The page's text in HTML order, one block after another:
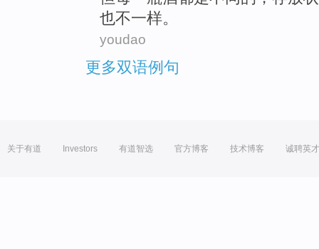
也不一样。
youdao
更多双语例句
关于有道 Investors 有道智选 官方博客 技术博客 诚聘英才